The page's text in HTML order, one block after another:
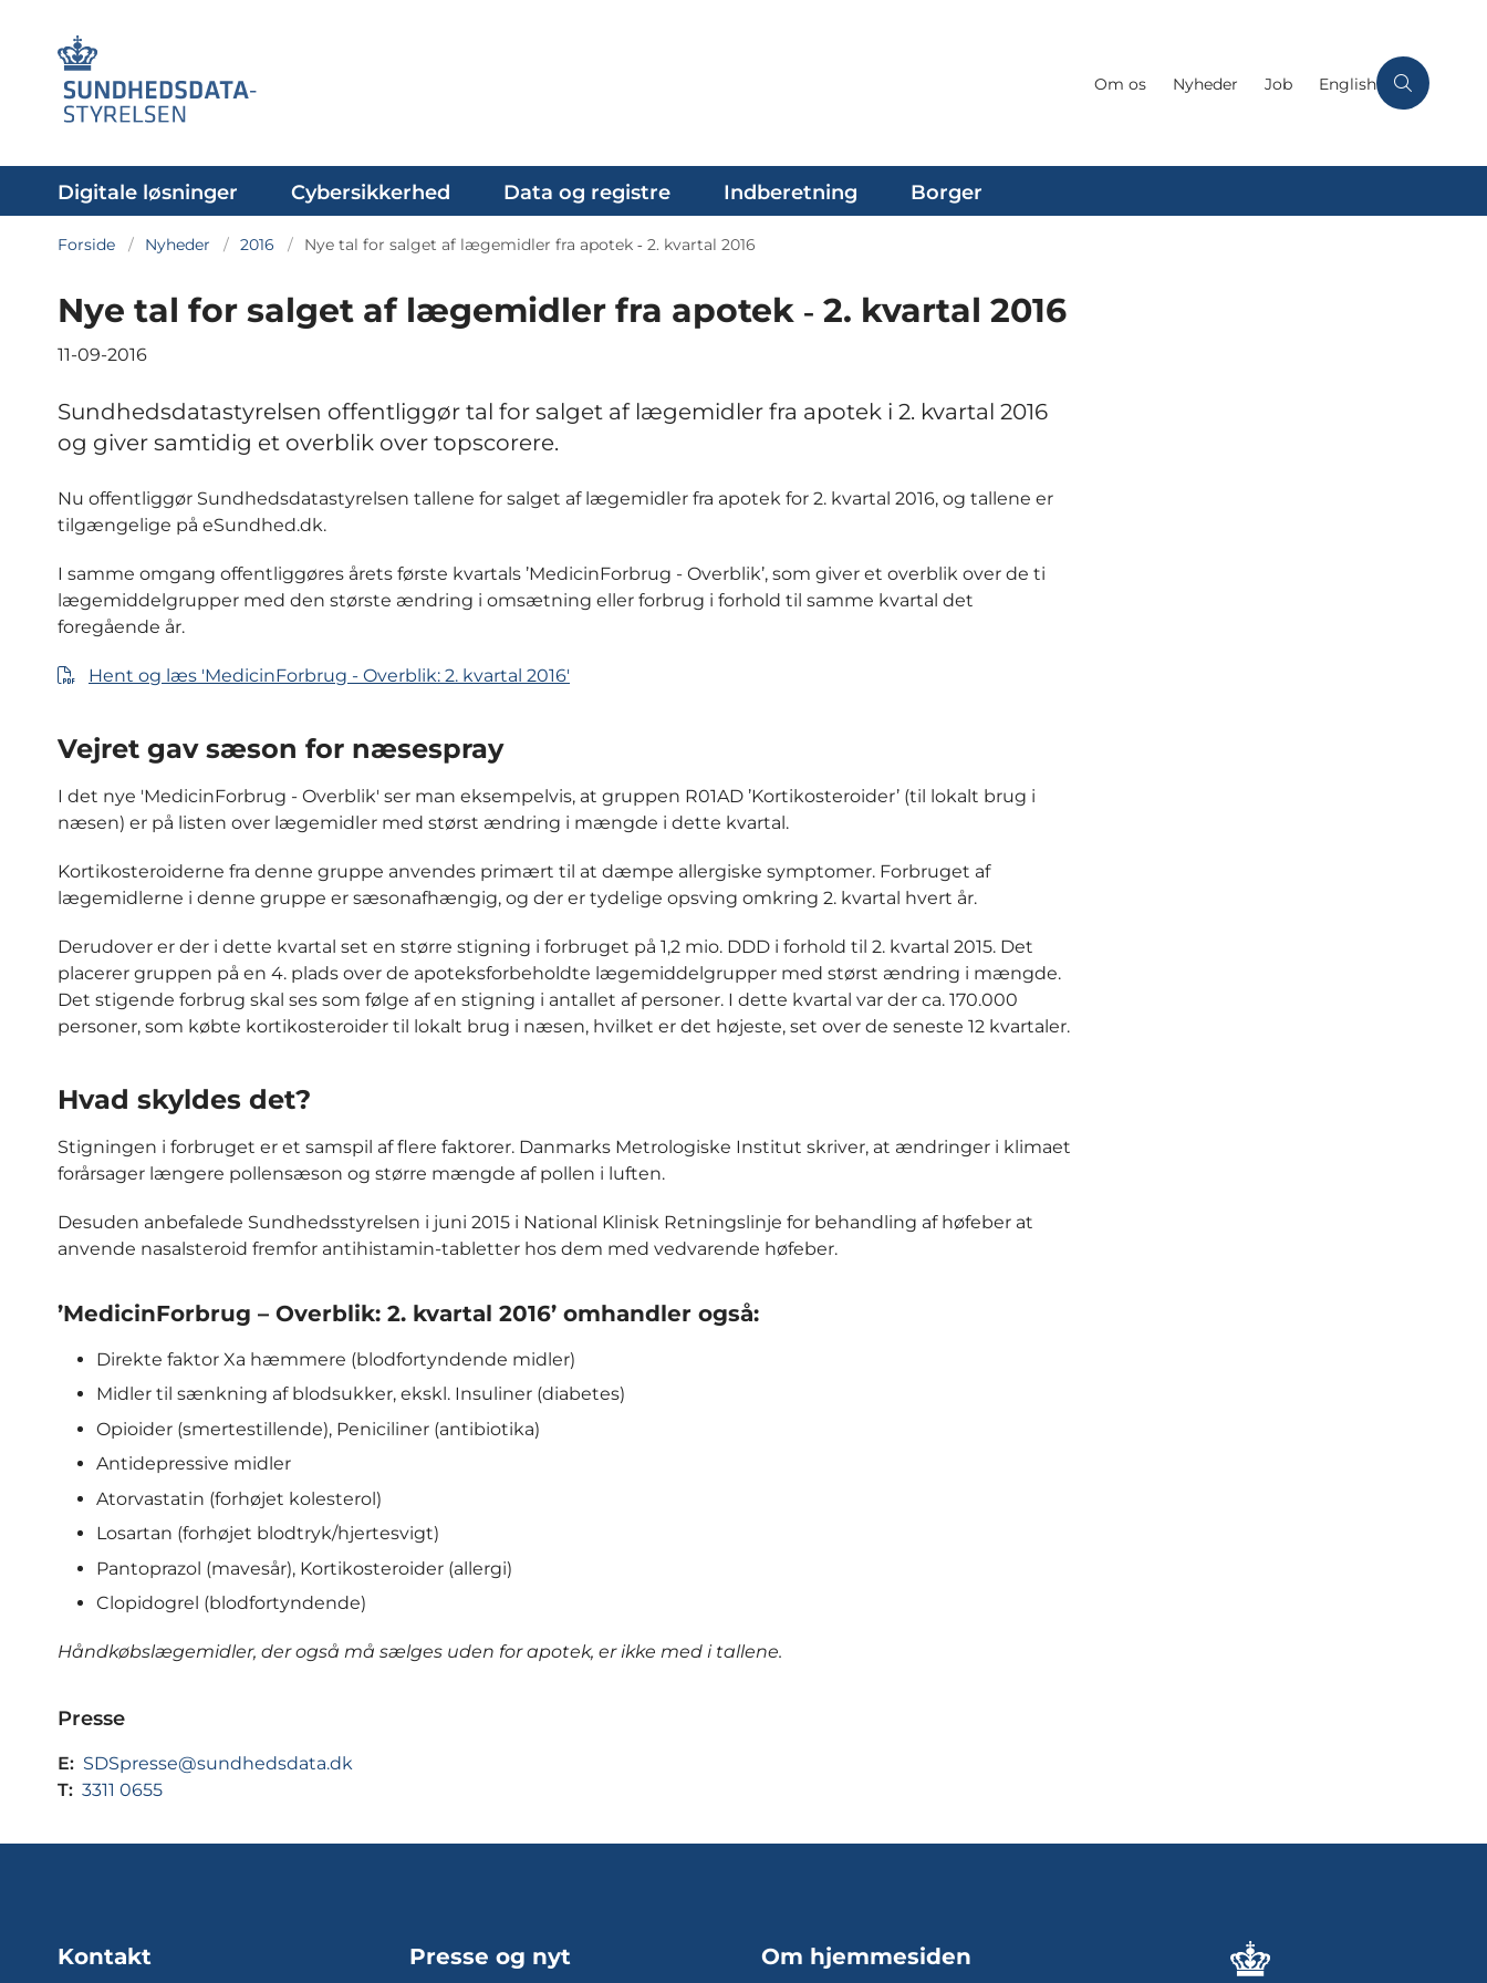
Om os Nyheder Job English
Digitale løsninger Cybersikkerhed Data og registre Indberetning Borger
Forside Nyheder 2016 Nye tal for salget af lægemidler fra apotek ‐ 2. kvartal 2016
Nye tal for salget af lægemidler fra apotek ‐ 2. kvartal 2016
11-09-2016
Sundhedsdatastyrelsen offentliggør tal for salget af lægemidler fra apotek i 2. kvartal 2016
og giver samtidig et overblik over topscorere.
Nu offentliggør Sundhedsdatastyrelsen tallene for salget af lægemidler fra apotek for 2. kvartal 2016, og tallene er
tilgængelige på eSundhed.dk.
I samme omgang offentliggøres årets første kvartals ’MedicinForbrug - Overblik’, som giver et overblik over de ti
lægemiddelgrupper med den største ændring i omsætning eller forbrug i forhold til samme kvartal det
foregående år.
Hent og læs 'MedicinForbrug - Overblik: 2. kvartal 2016'
Vejret gav sæson for næsespray
I det nye 'MedicinForbrug - Overblik' ser man eksempelvis, at gruppen R01AD ’Kortikosteroider’ (til lokalt brug i
næsen) er på listen over lægemidler med størst ændring i mængde i dette kvartal.
Kortikosteroiderne fra denne gruppe anvendes primært til at dæmpe allergiske symptomer. Forbruget af
lægemidlerne i denne gruppe er sæsonafhængig, og der er tydelige opsving omkring 2. kvartal hvert år.
Derudover er der i dette kvartal set en større stigning i forbruget på 1,2 mio. DDD i forhold til 2. kvartal 2015. Det
placerer gruppen på en 4. plads over de apoteksforbeholdte lægemiddelgrupper med størst ændring i mængde.
Det stigende forbrug skal ses som følge af en stigning i antallet af personer. I dette kvartal var der ca. 170.000
personer, som købte kortikosteroider til lokalt brug i næsen, hvilket er det højeste, set over de seneste 12 kvartaler.
Hvad skyldes det?
Stigningen i forbruget er et samspil af flere faktorer. Danmarks Metrologiske Institut skriver, at ændringer i klimaet
forårsager længere pollensæson og større mængde af pollen i luften.
Desuden anbefalede Sundhedsstyrelsen i juni 2015 i National Klinisk Retningslinje for behandling af høfeber at
anvende nasalsteroid fremfor antihistamin-tabletter hos dem med vedvarende høfeber.
’MedicinForbrug – Overblik: 2. kvartal 2016’ omhandler også:
Direkte faktor Xa hæmmere (blodfortyndende midler)
Midler til sænkning af blodsukker, ekskl. Insuliner (diabetes)
Opioider (smertestillende), Peniciliner (antibiotika)
Antidepressive midler
Atorvastatin (forhøjet kolesterol)
Losartan (forhøjet blodtryk/hjertesvigt)
Pantoprazol (mavesår), Kortikosteroider (allergi)
Clopidogrel (blodfortyndende)
Håndkøbslægemidler, der også må sælges uden for apotek, er ikke med i tallene.
Presse
E: SDSpresse@sundhedsdata.dk
T: 3311 0655
Kontakt Presse og nyt Om hjemmesiden